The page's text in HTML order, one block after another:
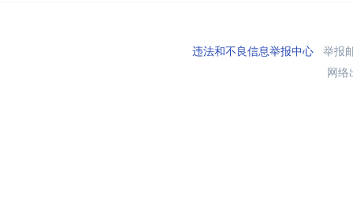
违法和不良信息举报中心举报
网